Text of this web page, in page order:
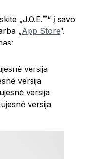
„J.O.E.®“ į savo
„App Store“.
versija
versija
versija
versija